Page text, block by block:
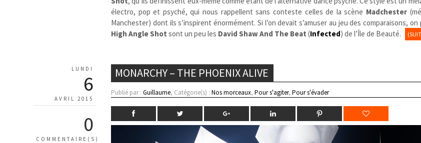
électro, pop et psyché, qui nous rappellent sans conteste celles de la scène Madchester
Manchester) dont ils s’inspirent énormément. Si l’on devait s’amuser au jeu des comparaisons,
High Angle Shot sont un peu les David Shaw And The Beat (Infected) de l’Île de Beauté.
LUNDI
6
AVRIL 2015
0
COMMENTAIRE(S)
MONARCHY – THE PHOENIX ALIVE
Publié par :Guillaume, Catégorie(s) :Nos morceaux,Pour s'agiter,Pour s'évader